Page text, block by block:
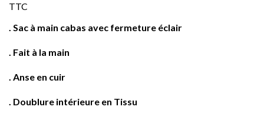
TTC
. Sac à main cabas avec fermeture éclair
. Fait à la main
. Anse en cuir
. Doublure intérieure en Tissu